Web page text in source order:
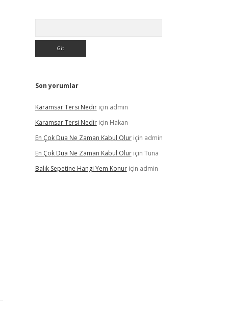
Son yorumlar
Karamsar Tersi Nediriçin admin
Karamsar Tersi Nediriçin Hakan
En Çok Dua Ne Zaman Kabul Oluriçin admin
En Çok Dua Ne Zaman Kabul Oluriçin Tuna
Balık Sepetine Hangi Yem Konuriçin admin